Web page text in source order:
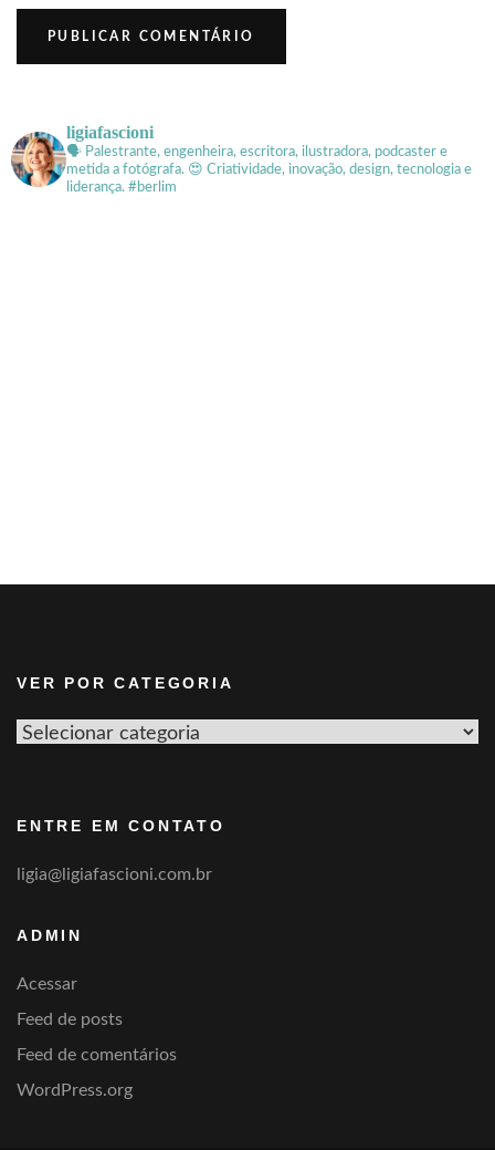
ligiafascioni
🗣 Palestrante, engenheira, escritora, ilustradora, podcaster e
metida a fotógrafa. 😍 Criatividade, inovação, design, tecnologia e
liderança. #berlim
VER POR CATEGORIA
Ver
ENTRE EM CONTATO
ligia@ligiafascioni.com.br
ADMIN
Acessar
Feed de posts
Feed de comentários
WordPress.org